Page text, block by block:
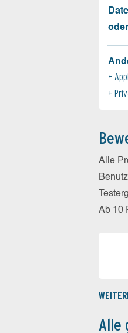
Alle
Ab 10
Alle